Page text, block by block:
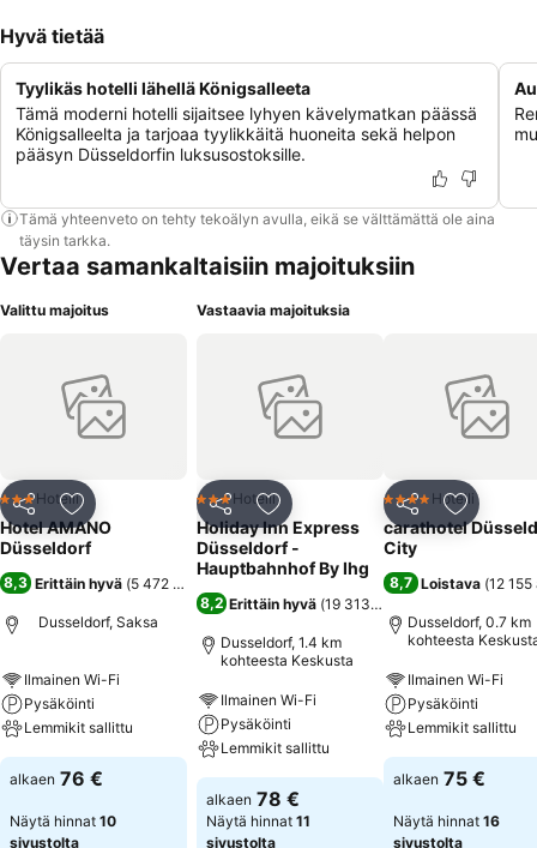
Hyvä tietää
Tyylikäs hotelli lähellä Königsalleeta
Tämä moderni hotelli sijaitsee lyhyen kävelymatkan päässä
Königsalleelta ja tarjoaa tyylikkäitä huoneita sekä helpon
pääsyn Düsseldorfin luksusostoksille.
Tämä yhteenveto on tehty tekoälyn avulla, eikä se välttämättä ole aina
täysin tarkka.
Vertaa samankaltaisiin majoituksiin
Valittu majoitus
Jaa Lisää suosikkeihin
3 Tähtiluokitus
Hotelli
Hotel AMANO
Düsseldorf
8,3 Erittäin hyvä (5 472 arviota
Dusseldorf, Saksa
Ilmainen Wi-Fi
Pysäköinti
Lemmikit sallittu
alkaen 76 €
Näytä hinnat 10
sivustolta
Vastaavia majoituksia
Jaa Lisää suosikkeihin
3 Tähtiluokitus
Hotelli
Holiday Inn Express
Düsseldorf -
Hauptbahnhof By Ihg
8,2 Erittäin hyvä (19 313 arviota
Dusseldorf, 1.4 km
kohteesta Keskusta
Ilmainen Wi-Fi
Pysäköinti
Lemmikit sallittu
alkaen 78 €
Näytä hinnat 11
sivustolta
Jaa Lisää
4 Tähtiluokitus
Hotelli
carathotel
City
8,7 Loistava (12
Dusseldorf, 0.7 km
kohteesta
Ilmainen Wi-Fi
Pysäköinti
Lemmikit sallittu
alkaen 75 €
Näytä hinnat 16
sivustolta